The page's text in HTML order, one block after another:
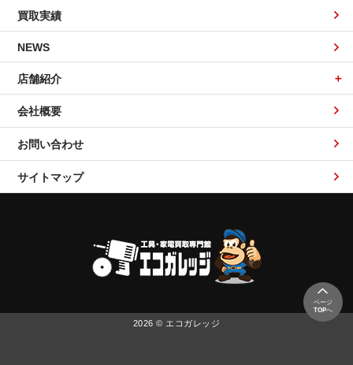
買取実績
NEWS
店舗紹介
会社概要
お問い合わせ
サイトマップ
2026 © エコガレッジ
ページ
TOPへ